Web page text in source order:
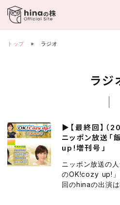
Skip
content
トップ » ラジオ
ラジ
▶【最終回】（
ニッポン放送
up!増刊号」
ニッポン放送の
のOK!cozy up!
回のhinaの出演